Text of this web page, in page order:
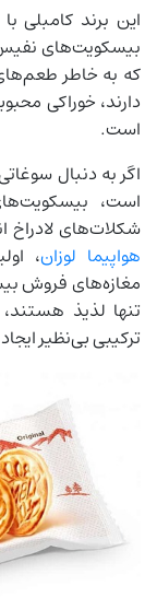
این برند کامبلی
بیسکویت‌های
که به خاطر
دارند، خوراکی
است.
اگر به دنبال
است،
شکلات‌های لادراخ
هواپیما لوزان،
مغازه‌های فروش
تنها لذیذ
ترکیبی بی‌نظیر